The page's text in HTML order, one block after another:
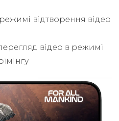
відтворення відео
відео в режимі